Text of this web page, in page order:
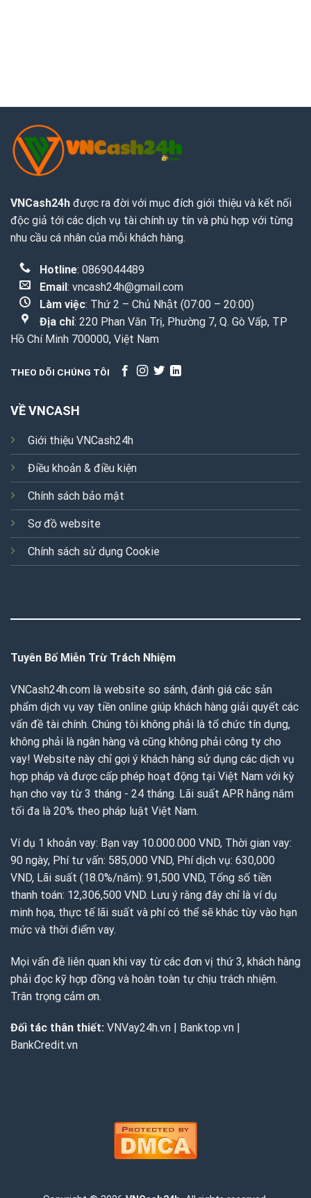
VNCash24h được ra đời với mục đích giới thiệu và kết nối
độc giả tới các dịch vụ tài chính uy tín và phù hợp với từng
nhu cầu cá nhân của mỗi khách hàng.
Hotline: 0869044489
Email: vncash24h@gmail.com
Làm việc: Thứ 2 – Chủ Nhật (07:00 – 20:00)
Địa chỉ: 220 Phan Văn Trị, Phường 7, Q. Gò Vấp, TP
Hồ Chí Minh 700000, Việt Nam
THEO DÕI CHÚNG TÔI
VỀ VNCASH
Giới thiệu VNCash24h
Điều khoản & điều kiện
Chính sách bảo mật
Sơ đồ website
Chính sách sử dụng Cookie
Tuyên Bố Miễn Trừ Trách Nhiệm
VNCash24h.com là website so sánh, đánh giá các sản
phẩm dịch vụ vay tiền online giúp khách hàng giải quyết các
vấn đề tài chính. Chúng tôi không phải là tổ chức tín dụng,
không phải là ngân hàng và cũng không phải công ty cho
vay! Website này chỉ gợi ý khách hàng sử dụng các dịch vụ
hợp pháp và được cấp phép hoạt động tại Việt Nam với kỳ
hạn cho vay từ 3 tháng - 24 tháng. Lãi suất APR hằng năm
tối đa là 20% theo pháp luật Việt Nam.
Ví dụ 1 khoản vay: Bạn vay 10.000.000 VND, Thời gian vay:
90 ngày, Phí tư vấn: 585,000 VND, Phí dịch vụ: 630,000
VND, Lãi suất (18.0%/năm): 91,500 VND, Tổng số tiền
thanh toán: 12,306,500 VND. Lưu ý rằng đây chỉ là ví dụ
minh họa, thực tế lãi suất và phí có thể sẽ khác tùy vào hạn
mức và thời điểm vay.
Mọi vấn đề liên quan khi vay từ các đơn vị thứ 3, khách hàng
phải đọc kỹ hợp đồng và hoàn toàn tự chịu trách nhiệm.
Trân trọng cảm ơn.
Đối tác thân thiết: VNVay24h.vn Banktop.vn
BankCredit.vn